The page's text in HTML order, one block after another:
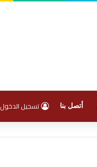
أتصل بنا تسجيل الدخول